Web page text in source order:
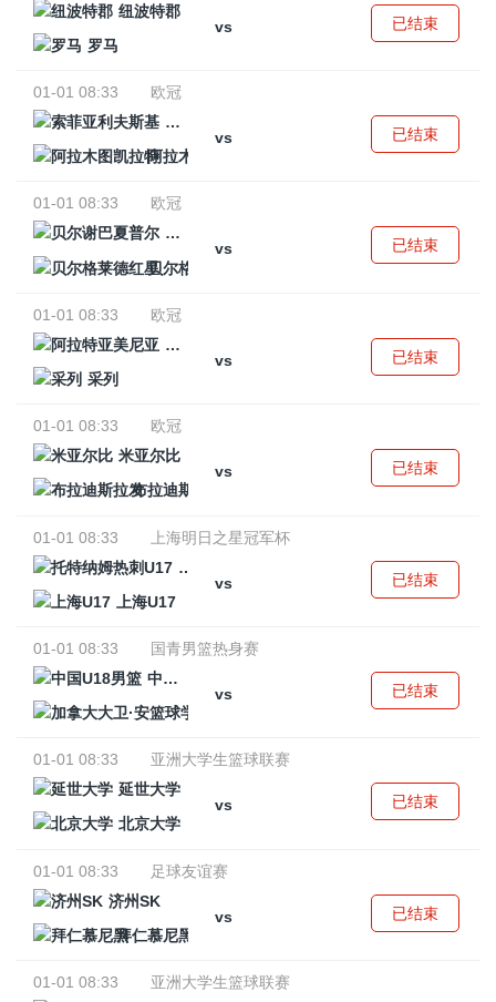
纽波特郡
vs
罗马
已结束
01-01 08:33
欧冠
索菲亚利夫斯基
vs
阿拉木图凯拉特
已结束
01-01 08:33
欧冠
贝尔谢巴夏普尔
vs
贝尔格莱德红星
已结束
01-01 08:33
欧冠
阿拉特亚美尼亚
vs
采列
已结束
01-01 08:33
欧冠
米亚尔比
vs
布拉迪斯拉发
已结束
01-01 08:33
上海明日之星冠军杯
托特纳姆热刺U17
vs
上海U17
已结束
01-01 08:33
国青男篮热身赛
中国U18男篮
vs
已结束
01-01 08:33
亚洲大学生篮球联赛
延世大学
vs
北京大学
已结束
01-01 08:33
足球友谊赛
济州SK
vs
拜仁慕尼黑
已结束
01-01 08:33
亚洲大学生篮球联赛